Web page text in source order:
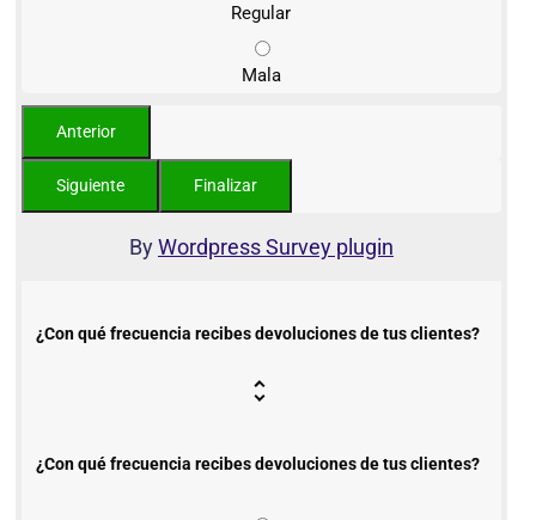
Regular
Mala
ByWordpress Survey plugin
¿Con qué frecuencia recibes devoluciones de tus clientes?
¿Con qué frecuencia recibes devoluciones de tus clientes?